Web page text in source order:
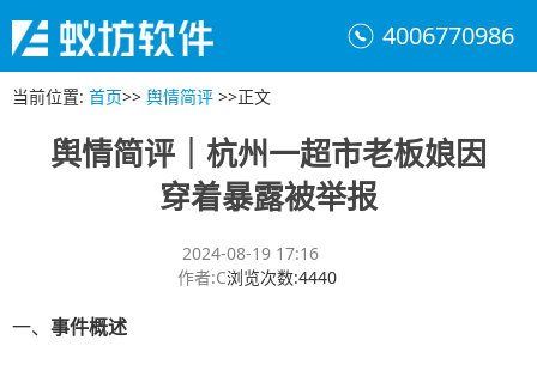
4006770986
当前位置: 首页>> 舆情简评 >>正文
舆情简评｜杭州一超市老板娘因
穿着暴露被举报
2024-08-19 17:16
作者:C浏览次数:4440
一、 事件概述